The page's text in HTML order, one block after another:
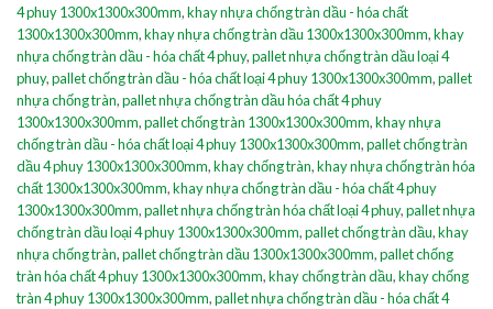
4 phuy 1300x1300x300mm,khay nhựa chống tràn dầu - hóa chất
1300x1300x300mm,khay nhựa chống tràn dầu 1300x1300x300mm,khay
nhựa chống tràn dầu - hóa chất 4 phuy,pallet nhựa chống tràn dầu loại 4
phuy,pallet chống tràn dầu - hóa chất loại 4 phuy 1300x1300x300mm,pallet
nhựa chống tràn,pallet nhựa chống tràn dầu hóa chất 4 phuy
1300x1300x300mm,pallet chống tràn 1300x1300x300mm,khay nhựa
chống tràn dầu - hóa chất loại 4 phuy 1300x1300x300mm,pallet chống tràn
dầu 4 phuy 1300x1300x300mm,khay chống tràn,khay nhựa chống tràn hóa
chất 1300x1300x300mm,khay nhựa chống tràn dầu - hóa chất 4 phuy
1300x1300x300mm,pallet nhựa chống tràn hóa chất loại 4 phuy,pallet nhựa
chống tràn dầu loại 4 phuy 1300x1300x300mm,pallet chống tràn dầu,khay
nhựa chống tràn,pallet chống tràn dầu 1300x1300x300mm,pallet chống
tràn hóa chất 4 phuy 1300x1300x300mm,khay chống tràn dầu,khay chống
tràn 4 phuy 1300x1300x300mm,pallet nhựa chống tràn dầu - hóa chất 4